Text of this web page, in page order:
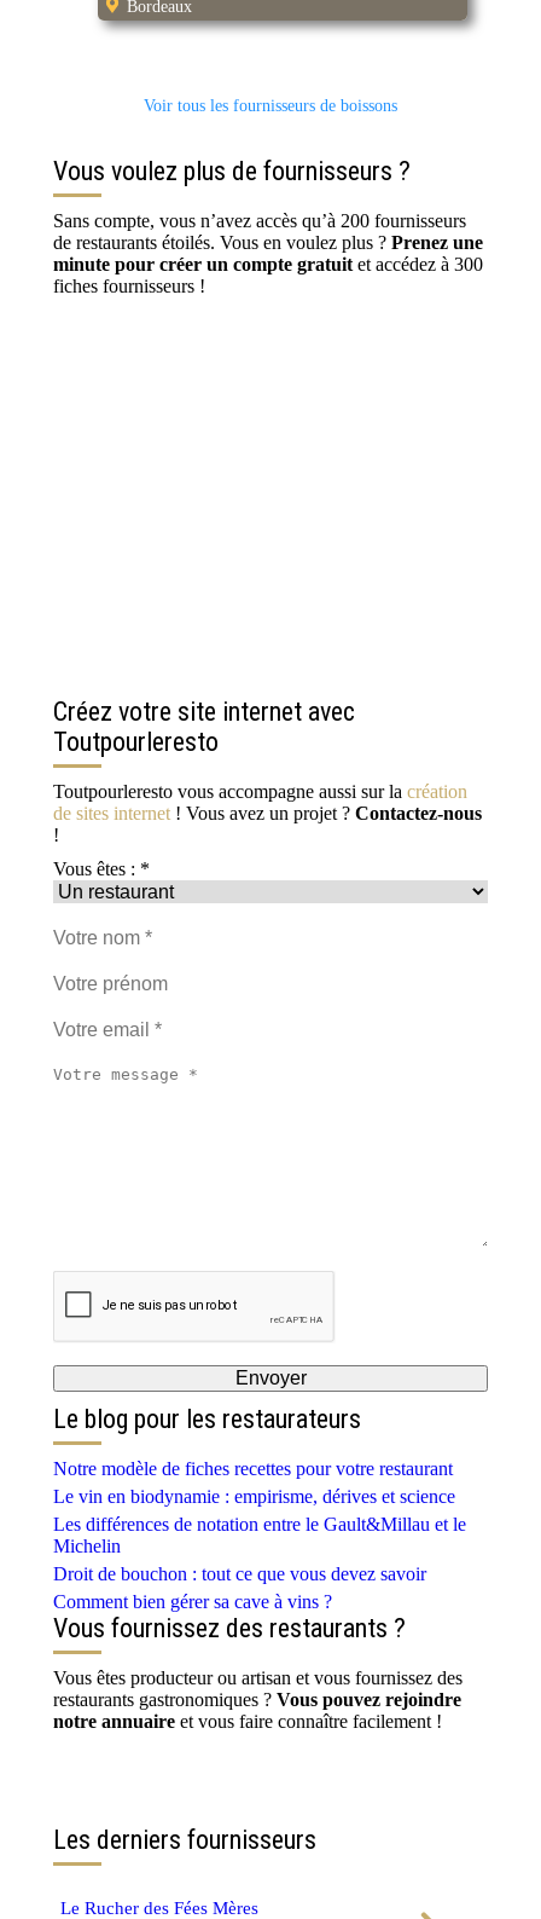
Bordeaux
Voir tous les fournisseurs de boissons
Vous voulez plus de fournisseurs ?
Sans compte, vous n’avez accès qu’à 200 fournisseurs
de restaurants étoilés. Vous en voulez plus ? Prenez une
minute pour créer un compte gratuit et accédez à 300
fiches fournisseurs !
Créez votre site internet avec
Toutpourleresto
Toutpourleresto vous accompagne aussi sur la création
de sites internet ! Vous avez un projet ? Contactez-nous
!
Vous êtes : *
Le blog pour les restaurateurs
Notre modèle de fiches recettes pour votre restaurant
Le vin en biodynamie : empirisme, dérives et science
Les différences de notation entre le Gault&Millau et le
Michelin
Droit de bouchon : tout ce que vous devez savoir
Comment bien gérer sa cave à vins ?
Vous fournissez des restaurants ?
Vous êtes producteur ou artisan et vous fournissez des
restaurants gastronomiques ? Vous pouvez rejoindre
notre annuaire et vous faire connaître facilement !
Les derniers fournisseurs
Le Rucher des Fées Mères